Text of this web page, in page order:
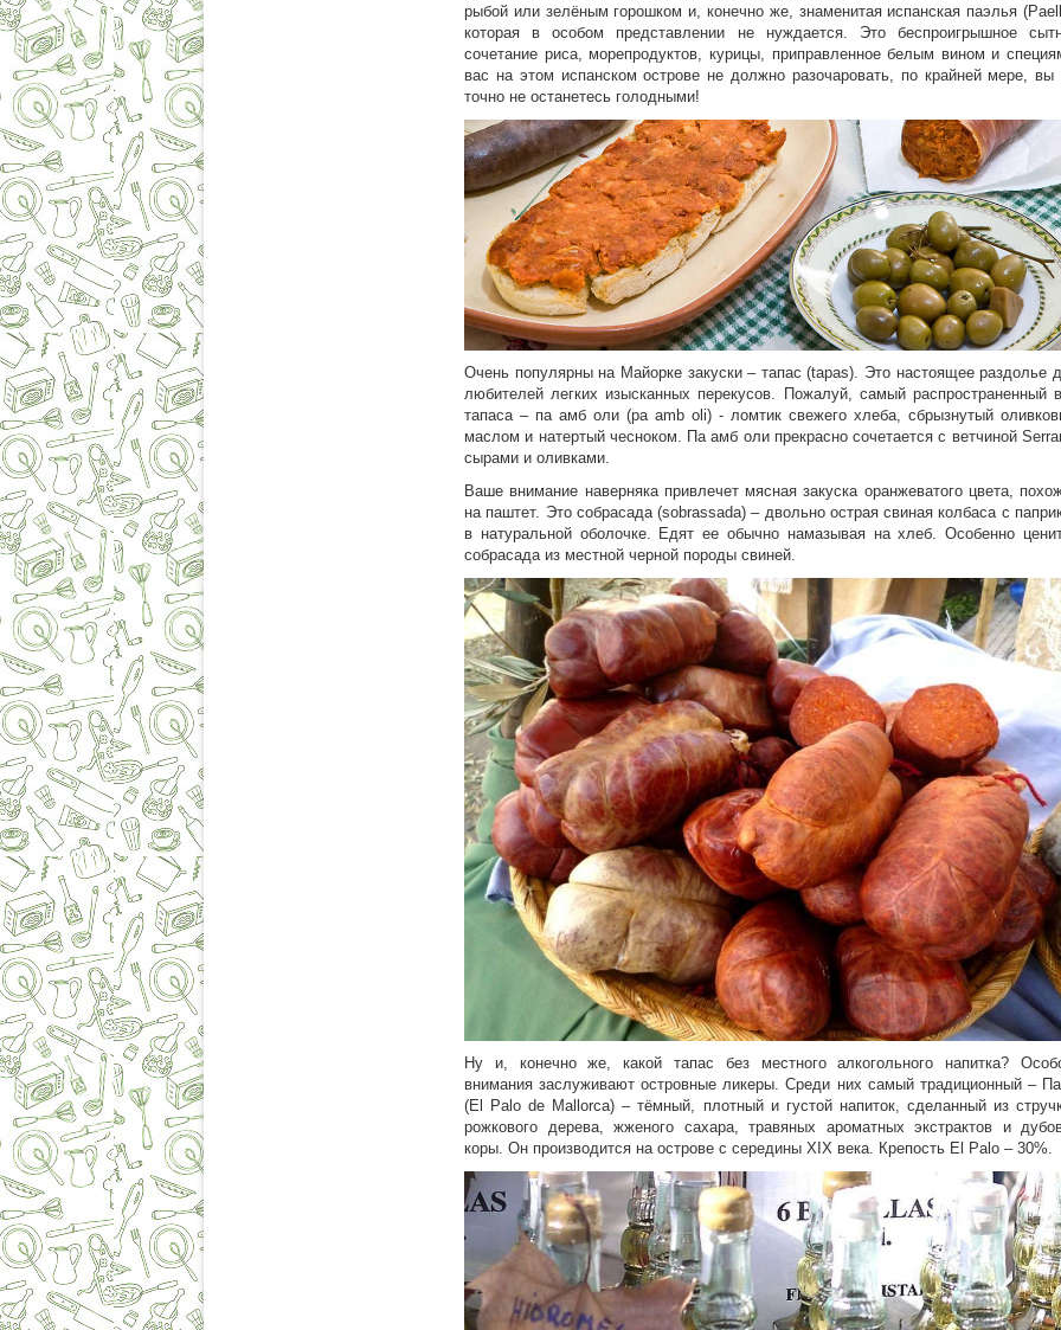
рыбой или зелёным горошком и, конечно же, знаменитая испанская паэлья (
которая в особом представлении не нуждается. Это беспроигрышное
сочетание риса, морепродуктов, курицы, приправленное белым вином и
вас на этом испанском острове не должно разочаровать, по крайней мере, вы
точно не останетесь голодными!
Очень популярны на Майорке закуски – тапас (tapas) . Это настоящее раздолье
любителей легких изысканных перекусов. Пожалуй, самый распространенный
тапаса – па амб оли (pa amb oli) - ломтик свежего хлеба, сбрызнутый
маслом и натертый чесноком. Па амб оли прекрасно сочетается с ветчиной
сырами и оливками.
Ваше внимание наверняка привлечет мясная закуска оранжеватого цвета,
на паштет. Это собрасада (sobrassada) – двольно острая свиная колбаса с
в натуральной оболочке. Едят ее обычно намазывая на хлеб. Особенно
собрасада из местной черной породы свиней.
Ну и, конечно же, какой тапас без местного алкогольного напитка? О
внимания заслуживают островные ликеры . Среди них самый традиционный –
(El Palo de Mallorca)–тёмный, плотный и густой напиток, сделанный из
рожкового дерева, жженого сахара, травяных ароматных экстрактов и
коры. Он производится на острове с середины ХIХ века. Крепость El Palo –30%.